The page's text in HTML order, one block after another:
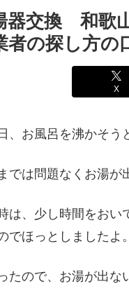
器交換 和歌
者の探し方の
X
、お風呂を沸かそ
では問題なくお湯が
は、少し時間をおい
でほっとしましたよ。
たので、お湯が出な